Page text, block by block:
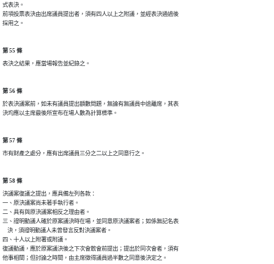
式表決。
前項投票表決由出席議員提出者，須有四人以上之附議，並經表決通過後
採用之。
第 55 條
表決之結果，應當場報告並紀錄之。
第 56 條
於表決議案前，如未有議員提出額數問題，無論有無議員中途離席，其表
決均應以主席最後所宣布在場人數為計算標準。
第 57 條
市有財產之處分，應有出席議員三分之二以上之同意行之。
第 58 條
決議案復議之提出，應具備左列各款：
一、原決議案尚未著手執行者。
二、具有與原決議案相反之理由者。
三、證明動議人確於原案議決時在場，並同意原決議案者；如係無記名表
    決，須證明動議人未曾發言反對決議案者。
四、十人以上附署或附議。
復議動議，應於原案議決後之下次會散會前提出；提出於同次會者，須有
他事相間；但討論之時間，由主席徵得議員過半數之同意後決定之。